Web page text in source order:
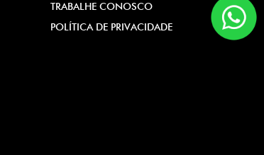
TRABALHE CONOSCO
POLÍTICA DE PRIVACIDADE